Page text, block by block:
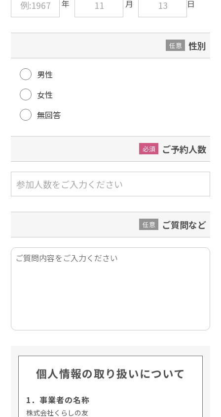
性別
任意
男性
女性
無回答
ご予約人数
必須
ご質問など
任意
個人情報の取り扱いについて
1．事業者の名称
株式会社くらしの友